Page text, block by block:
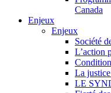
Canada
Enjeux
Enjeux
Société
L’action
La
LE